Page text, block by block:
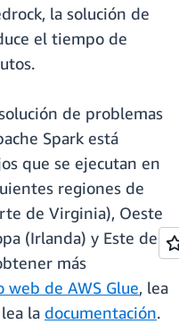
la solución de
el tiempo de
de problemas
Spark está
que se ejecutan en
regiones de
de Virginia), Oeste
(Irlanda) y Este de
más
web de AWS Glue, lea
la documentación.